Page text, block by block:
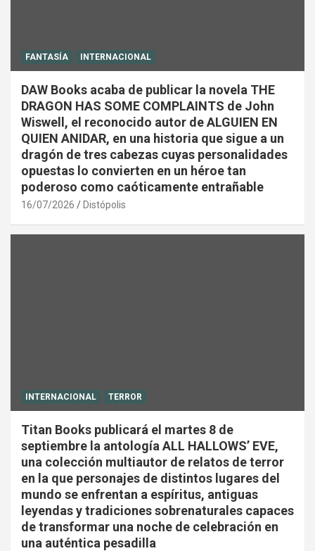
FANTASÍA INTERNACIONAL
DAW Books acaba de publicar la novela THE
DRAGON HAS SOME COMPLAINTS de John
Wiswell, el reconocido autor de ALGUIEN EN
QUIEN ANIDAR, en una historia que sigue a un
dragón de tres cabezas cuyas personalidades
opuestas lo convierten en un héroe tan
poderoso como caóticamente entrañable
16/07/2026 Distópolis
INTERNACIONAL TERROR
Titan Books publicará el martes 8 de
septiembre la antología ALL HALLOWS’ EVE,
una colección multiautor de relatos de terror
en la que personajes de distintos lugares del
mundo se enfrentan a espíritus, antiguas
leyendas y tradiciones sobrenaturales capaces
de transformar una noche de celebración en
una auténtica pesadilla